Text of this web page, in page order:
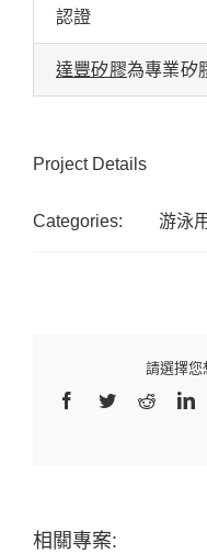
認證
達豐矽膠為專業矽
Project Details
Categories: 游泳
請選擇您
Facebook
TwitterReddit
相關專案: